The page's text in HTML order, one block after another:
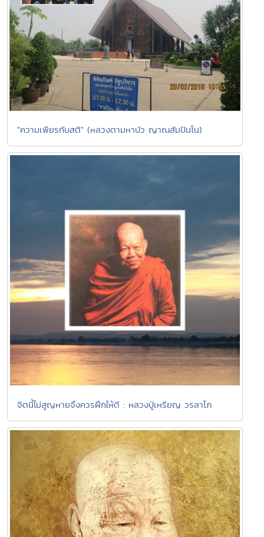
"ความเพียรกับสติ" (หลวงตามหาบัว ญาณสัมปันโน)
จิตนี้ไม่สูญหายจึงควรฝึกให้ดี : หลวงปู่เหรียญ วรลาโภ